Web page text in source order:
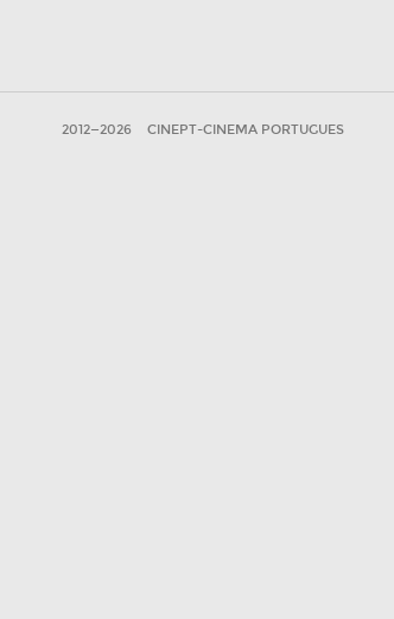
2012—2026 CINEPT-CINEMA PORTUGUES